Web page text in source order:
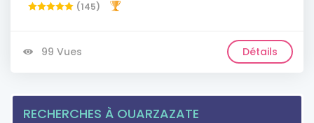
(145)
99 Vues Détails
RECHERCHES À OUARZAZATE